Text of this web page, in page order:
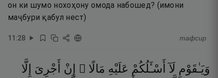
он ки шумо нохоҳону омода набошед? (имони
маҷбури қабул нест)
11:28 тафсир
وَيَـٰقَوْمِ لَآ أَسْـَٔلُكُمْ عَلَيْهِ مَالًا ۖ إِنْ أَجْرِىَ
إِلَّا